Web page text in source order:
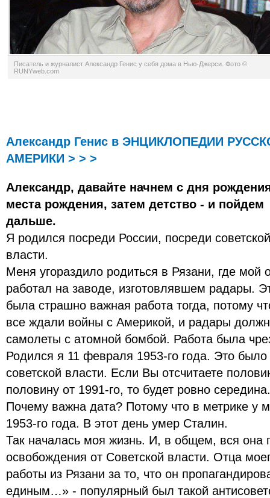
Писатель и журналист Александр Генис у себя дома в Нью-Джерси. Фото ©
RUNYweb.com
Александр Генис в ЭНЦИКЛОПЕДИИ
АМЕРИКИ > > >
Александр, давайте начнем с дня
места рождения, затем детство - и пойдем
дальше.
Я родился посреди России, посреди советской
власти.
Меня угораздило родиться в Рязани, где мой
работал на заводе, изготовлявшем радары.
была страшно важная работа тогда, потому
все ждали войны с Америкой, и радары
самолеты с атомной бомбой. Работа была
Родился я 11 февраля 1953-го года. Это было
советской власти. Если Вы отсчитаете
половину от 1991-го, то будет ровно середина.
Почему важна дата? Потому что в метрике у
1953-го года. В этот день умер Сталин.
Так началась моя жизнь. И, в общем, вся она
освобождения от Советской власти. Отца
работы из Рязани за то, что он
единым…» - популярный был такой